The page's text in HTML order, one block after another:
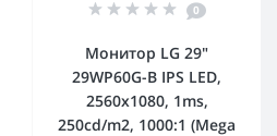
0
Монитор LG 29"
29WP60G-B IPS LED,
2560x1080, 1ms,
250cd/m2, 1000:1 (Mega